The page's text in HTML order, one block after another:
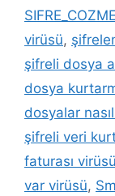
virüsü,
şifreli dosya
dosya
dosyalar nasıl
şifreli veri
faturası virüsü
var virüsü,